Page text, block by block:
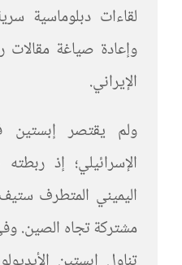
لقاءات دبلوماسية
وإعادة صياغة مقالات
الإيراني.
ولم يقتصر إبستين
الإسرائيلي؛ إذ
اليميني المتطرف
مشتركة تجاه الصين.